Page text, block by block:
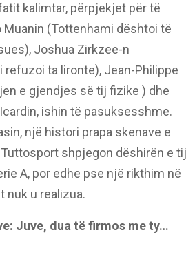
kalimtar, përpjekjet për të
Muanin (Tottenhami dështoi të
Joshua Zirkzee-n
refuzoi ta lironte), Jean-Philippe
e gjendjes së tij fizike ) dhe
ishin të pasuksesshme.
një histori prapa skenave e
shpjegon dëshirën e tij
A, por edhe pse një rikthim në
nuk u realizua.
Juve, dua të firmos me ty…